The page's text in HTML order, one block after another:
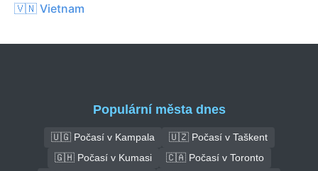
🇻🇳 Vietnam
Populární města dnes
🇺🇬 Počasí v Kampala
🇺🇿 Počasí v Taškent
🇬🇭 Počasí v Kumasi
🇨🇦 Počasí v Toronto